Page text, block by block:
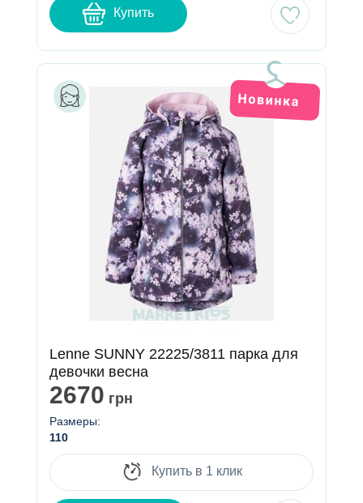
Купить
Lenne SUNNY 22225/3811 парка для
девочки весна
2670 грн
Размеры:
110
Купить в 1 клик